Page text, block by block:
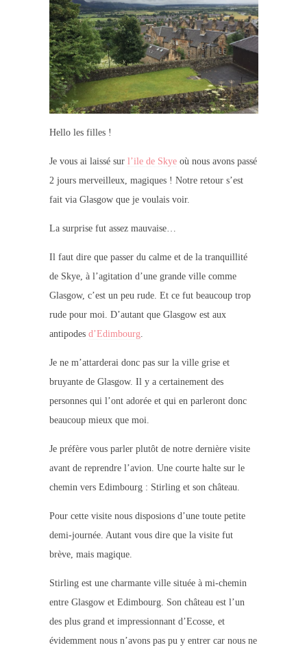
Hello les filles !
Je vous ai laissé sur l’ile de Skyeoù nous avons passé
2 jours merveilleux, magiques ! Notre retour s’est
fait via Glasgow que je voulais voir.
La surprise fut assez mauvaise…
Il faut dire que passer du calme et de la tranquillité
de Skye, à l’agitation d’une grande ville comme
Glasgow, c’est un peu rude. Et ce fut beaucoup trop
rude pour moi. D’autant que Glasgow est aux
antipodes d’Edimbourg.
Je ne m’attarderai donc pas sur la ville grise et
bruyante de Glasgow. Il y a certainement des
personnes qui l’ont adorée et qui en parleront donc
beaucoup mieux que moi.
Je préfère vous parler plutôt de notre dernière visite
avant de reprendre l’avion. Une courte halte sur le
chemin vers Edimbourg : Stirling et son château.
Pour cette visite nous disposions d’une toute petite
demi-journée. Autant vous dire que la visite fut
brève, mais magique.
Stirling est une charmante ville située à mi-chemin
entre Glasgow et Edimbourg. Son château est l’un
des plus grand et impressionnant d’Ecosse, et
évidemment nous n’avons pas pu y entrer car nous ne